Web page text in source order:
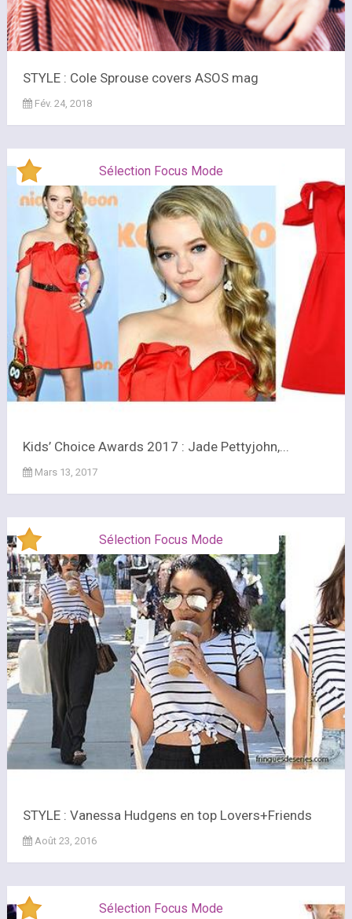
STYLE : Cole Sprouse covers ASOS mag
Fév. 24, 2018
Sélection Focus Mode
Kids’ Choice Awards 2017 : Jade Pettyjohn,...
Mars 13, 2017
Sélection Focus Mode
STYLE : Vanessa Hudgens en top Lovers+Friends
Août 23, 2016
Sélection Focus Mode